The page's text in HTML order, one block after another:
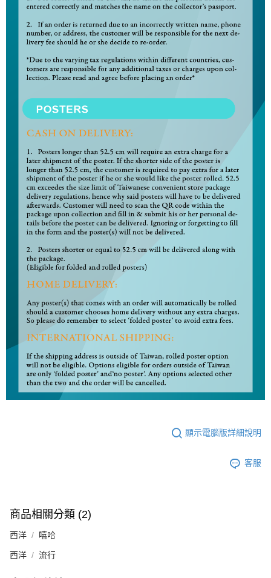
顯示電腦版詳細說明
客服
商品相關分類 (2)
西洋 嘻哈
西洋 流行